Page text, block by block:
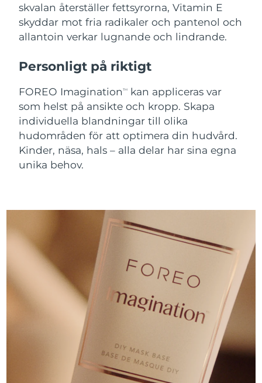
skvalan återställer fettsyrorna, Vitamin E
skyddar mot fria radikaler och pantenol och
allantoin verkar lugnande och lindrande.
Personligt på riktigt
FOREO ImaginationTM
kan appliceras var
som helst på ansikte och kropp. Skapa
individuella blandningar till olika
hudområden för att optimera din hudvård.
Kinder, näsa, hals – alla delar har sina egna
unika behov.
Förväntad leverans 11/08/2026
Taiwan Förväntad leverans
Turkiet
Förenade
Arabemiraten
Förväntad leverans
Storbritannien Förväntad leverans11/08/2026
Uzbekistan
Vietnam Förväntad leverans